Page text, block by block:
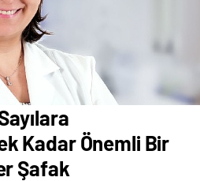
Kadar Önemli Bir
Şafak